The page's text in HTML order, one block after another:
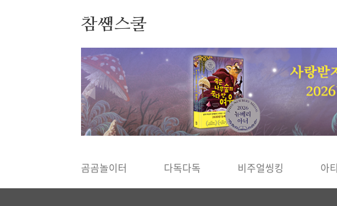
참쌤스쿨
◀
곰곰놀이터 다독다독 비주얼씽킹 아